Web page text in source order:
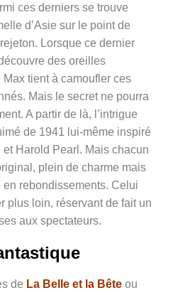
ces derniers se trouve
d’Asie sur le point de
Lorsque ce dernier
des oreilles
tient à camoufler ces
Mais le secret ne pourra
A partir de là, l’intrigue
de 1941 lui-même inspiré
et Harold Pearl. Mais chacun
plein de charme mais
rebondissements. Celui
plus loin, réservant de fait un
aux spectateurs.
de La Belle et la Bête ou